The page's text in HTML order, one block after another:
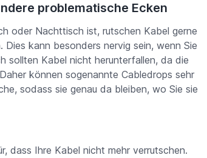
problematische Ecken
oder Nachttisch ist, rutschen Kabel gerne
kann besonders nervig sein, wenn Sie
sollten Kabel nicht herunterfallen, da die
können sogenannte Cabledrops sehr
sodass sie genau da bleiben, wo Sie sie
dass Ihre Kabel nicht mehr verrutschen.